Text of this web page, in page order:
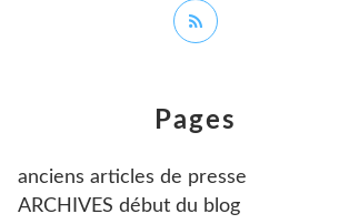
Pages
anciens articles de presse
ARCHIVES début du blog